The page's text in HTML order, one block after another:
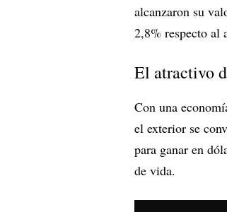
alcanzaron su
2,8% respecto al
El atractivo
Con una
el exterior se
para ganar en
de vida.